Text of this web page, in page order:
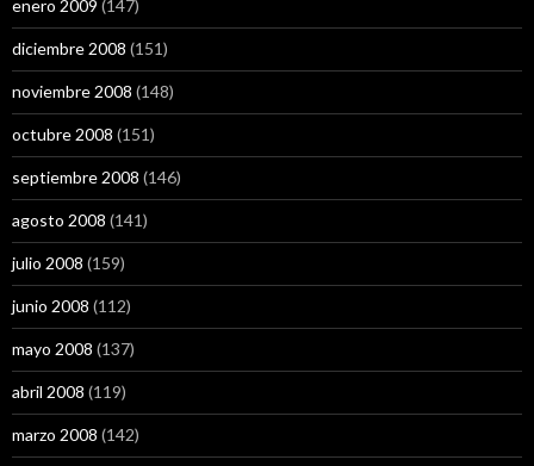
enero 2009 (147)
diciembre 2008 (151)
noviembre 2008 (148)
octubre 2008 (151)
septiembre 2008 (146)
agosto 2008 (141)
julio 2008 (159)
junio 2008 (112)
mayo 2008 (137)
abril 2008 (119)
marzo 2008 (142)